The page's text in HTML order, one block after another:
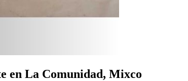
en La Comunidad, Mixco